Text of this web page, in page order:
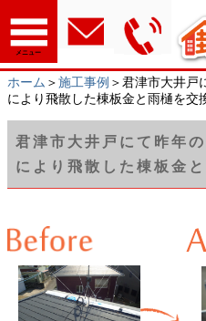
メニュー
ホーム ＞ 施工事例 ＞君津市大井戸
により飛散した棟板金と雨樋を交
君津市大井戸にて昨年
により飛散した棟板金